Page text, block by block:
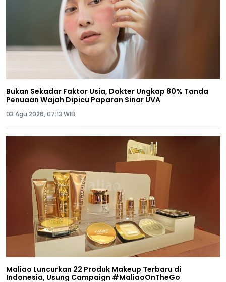
Bukan Sekadar Faktor Usia, Dokter Ungkap 80% Tanda
Penuaan Wajah Dipicu Paparan Sinar UVA
03 Agu 2026, 07:13 WIB
Maliao Luncurkan 22 Produk Makeup Terbaru di
Indonesia, Usung Campaign #MaliaoOnTheGo